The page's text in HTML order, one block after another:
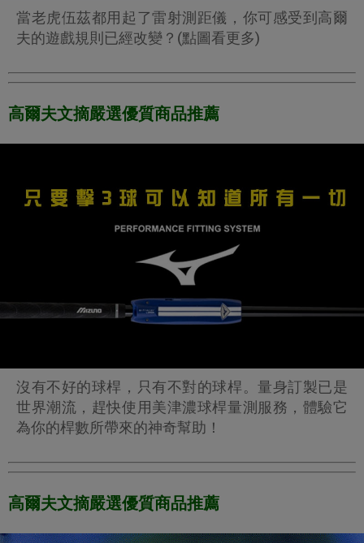
當老虎伍茲都用起了雷射測距儀，你可感受到高爾
夫的遊戲規則已經改變？(點圖看更多)
高爾夫文摘嚴選優質商品推薦
沒有不好的球桿，只有不對的球桿。量身訂製已是
世界潮流，趕快使用美津濃球桿量測服務，體驗它
為你的桿數所帶來的神奇幫助！
高爾夫文摘嚴選優質商品推薦